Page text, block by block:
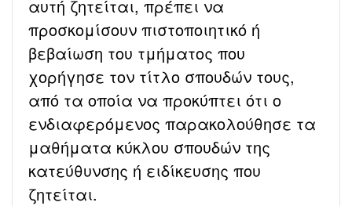
αυτή ζητείται, πρέπει να
προσκομίσουν πιστοποιητικό ή
βεβαίωση του τμήματος που
χορήγησε τον τίτλο σπουδών τους,
από τα οποία να προκύπτει ότι ο
ενδιαφερόμενος παρακολούθησε τα
μαθήματα κύκλου σπουδών της
κατεύθυνσης ή ειδίκευσης που
ζητείται.